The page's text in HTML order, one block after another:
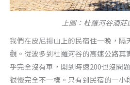
上圖：杜羅河谷酒
我們在皮尼揚山上的民宿住一晚，隔
觀。從波多到杜羅河谷的高速公路其
乎完全沒有車，開到時速200也沒問
很慢完全不一樣。只有到民宿的一小